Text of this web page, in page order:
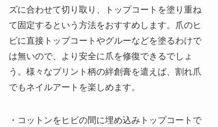
ズに合わせて切り取り、トップコートを塗り重ね
て固定するという方法をおすすめします。爪のヒ
ビに直接トップコートやグルーなどを塗るわけで
は無いので、より安全に爪を修復できるでしょ
う。様々なプリント柄の絆創膏を遣えば、割れ爪
でもネイルアートを楽しめます。
・コットンをヒビの間に埋め込みトップコートで